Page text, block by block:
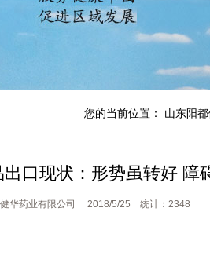
您的当前位置： 山东阳
口现状：形势虽转好 障
健华药业有限公司 2018/5/25 统计：2348